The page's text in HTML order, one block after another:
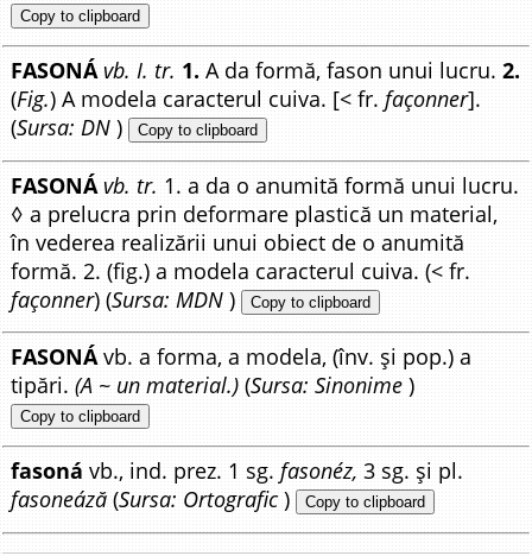
Copy to clipboard
FASONÁ vb. I. tr. 1. A da formă, fason unui lucru.2.
(Fig.) A modela caracterul cuiva. [< fr.façonner].
(Sursa: DN ) Copy to clipboard
FASONÁ vb. tr. 1. a da o anumită formă unui lucru.
◊ a prelucra prin deformare plastică un material,
în vederea realizării unui obiect de o anumită
formă. 2. (fig.) a modela caracterul cuiva. (< fr.
façonner) (Sursa: MDN ) Copy to clipboard
FASONÁvb. a forma, a modela, (înv. și pop.) a
tipări.(A ~ un material.) (Sursa: Sinonime )
Copy to clipboard
fasoná vb., ind. prez. 1 sg.fasonéz,3 sg. și pl.
fasoneáză (Sursa: Ortografic) Copy to clipboard